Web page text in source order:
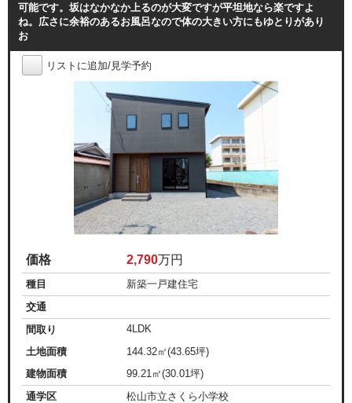
可能です。坂はなかなか上るのが大変ですが平坦地なら楽ですよ
ね。広さに余裕のあるお風呂なので体の大きい方にもゆとりがあり
お
リストに追加/見学予約
価格 2,790万円
種目
新築一戸建住宅
交通
間取り
4LDK
土地面積
144.32㎡(43.65坪)
建物面積
99.21㎡(30.01坪)
通学区
松山市立さくら小学校